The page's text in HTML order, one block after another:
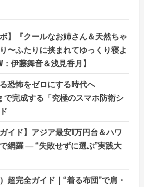
】『クールなお姉さん＆天然ちゃ
〜ふたりに挟まれてゆっくり寝よ
：伊藤舞音＆浅見香月】
恐怖をゼロにする時代へ
で完成する「究極のスマホ防衛シ
イド】アジア最安1万円台＆ハワ
網羅 ― “失敗せずに選ぶ”実践大
超完全ガイド｜“着る布団”で肩・